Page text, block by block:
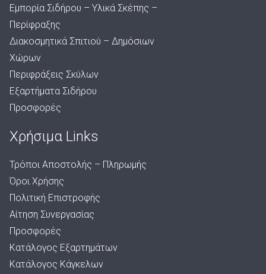
Εμπορία Σιδήρου – Υλικά Σκέπης –
Περίφραξης
Διακοσμητικά Σπιτιού – Δημόσιων
Χώρων
Περιφράξεις Σκύλων
Εξαρτήματα Σιδήρου
Προσφορές
Χρήσιμα Links
Τρόποι Αποστολής – Πληρωμής
Όροι Χρήσης
Πολιτική Επιστροφής
Αίτηση Συνεργασίας
Προσφορές
Κατάλογος Εξαρτημάτων
Κατάλογος Κάγκελων